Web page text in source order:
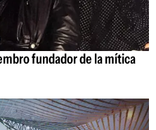
fundador de la mítica